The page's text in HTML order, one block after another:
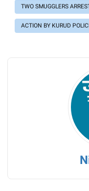
TWO SMUGGLERS
ACTION BY KURUD